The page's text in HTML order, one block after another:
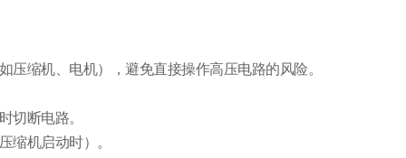
缩机、电机），避免直接操作高压电路的风险。
切断电路。
缩机启动时）。